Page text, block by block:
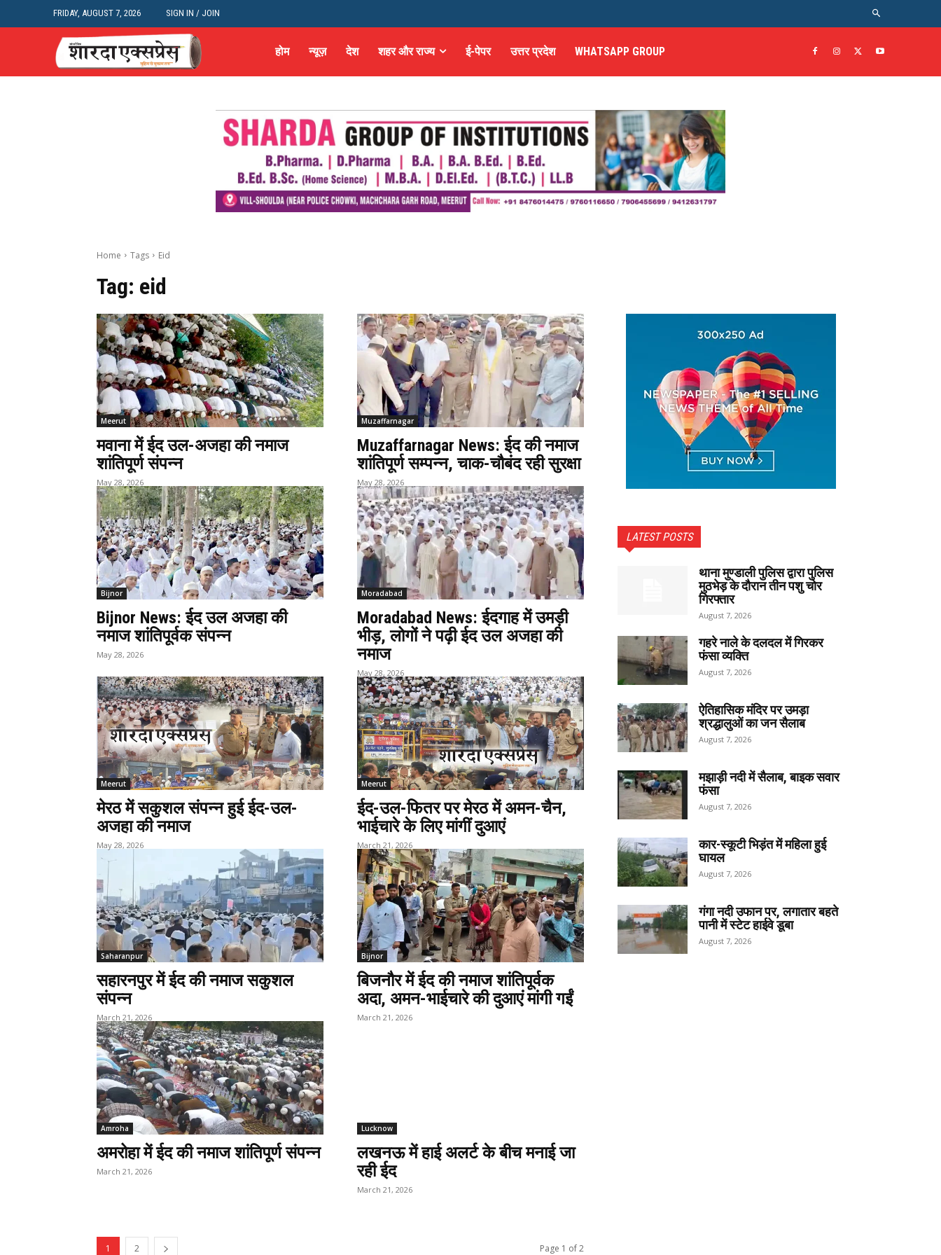
FRIDAY, AUGUST 7, 2026 SIGN IN / JOIN
होम न्यूज़ देश शहर और राज्य ई-पेपर उत्तर प्रदेश WHATSAPP GROUP
Home Tags Eid
Tag: eid
Meerut
मवाना में ईद उल-अजहा की नमाज
शांतिपूर्ण संपन्न
May 28, 2026
Muzaffarnagar
Muzaffarnagar News: ईद की नमाज
शांतिपूर्ण सम्पन्न, चाक-चौबंद रही सुरक्षा
May 28, 2026
Bijnor
Bijnor News: ईद उल अजहा की
नमाज शांतिपूर्वक संपन्न
May 28, 2026
Moradabad
Moradabad News: ईदगाह में उमड़ी
भीड़, लोगों ने पढ़ी ईद उल अजहा की
नमाज
May 28, 2026
Meerut
मेरठ में सकुशल संपन्न हुई ईद-उल-
अजहा की नमाज
May 28, 2026
Meerut
ईद-उल-फितर पर मेरठ में अमन-चैन,
भाईचारे के लिए मांगीं दुआएं
March 21, 2026
Saharanpur
सहारनपुर में ईद की नमाज सकुशल
संपन्न
March 21, 2026
Bijnor
बिजनौर में ईद की नमाज शांतिपूर्वक
अदा, अमन-भाईचारे की दुआएं मांगी गईं
March 21, 2026
Amroha
अमरोहा में ईद की नमाज शांतिपूर्ण संपन्न
March 21, 2026
Lucknow
लखनऊ में हाई अलर्ट के बीच मनाई जा
रही ईद
March 21, 2026
1 2 Page 1 of 2
LATEST POSTS
थाना मुण्डाली पुलिस द्वारा पुलिस
मुठभेड़ के दौरान तीन पशु चोर
गिरफ्तार
August 7, 2026
गहरे नाले के दलदल में गिरकर
फंसा व्यक्ति
August 7, 2026
ऐतिहासिक मंदिर पर उमड़ा
श्रद्धालुओं का जन सैलाब
August 7, 2026
मझाड़ी नदी में सैलाब, बाइक सवार
फंसा
August 7, 2026
कार-स्कूटी भिड़ंत में महिला हुई
घायल
August 7, 2026
गंगा नदी उफान पर, लगातार बहते
पानी में स्टेट हाईवे डूबा
August 7, 2026